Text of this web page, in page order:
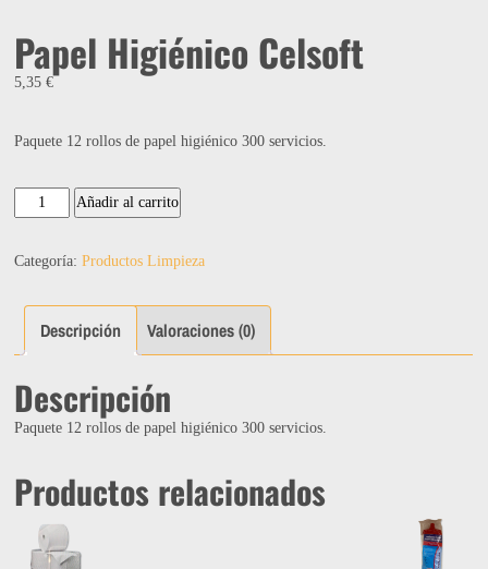
Papel Higiénico Celsoft
5,35€
Paquete 12 rollos de papel higiénico 300 servicios.
Papel
Celsoft
Añadir al carrito
Categoría:Productos Limpieza
Descripción Valoraciones (0)
Descripción
Paquete 12 rollos de papel higiénico 300 servicios.
Productos relacionados